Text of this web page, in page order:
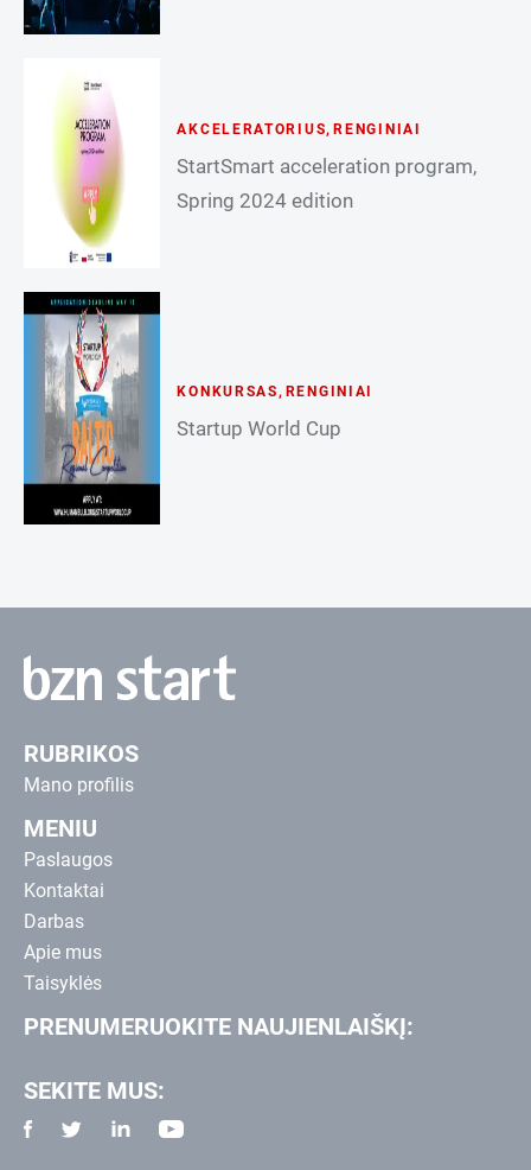
AKCELERATORIUS,RENGINIAI
StartSmart acceleration program,
Spring 2024 edition
KONKURSAS, RENGINIAI
Startup World Cup
RUBRIKOS
Mano profilis
MENIU
Paslaugos
Kontaktai
Darbas
Apie mus
Taisyklės
PRENUMERUOKITE NAUJIENLAIŠKĮ:
SEKITE MUS: